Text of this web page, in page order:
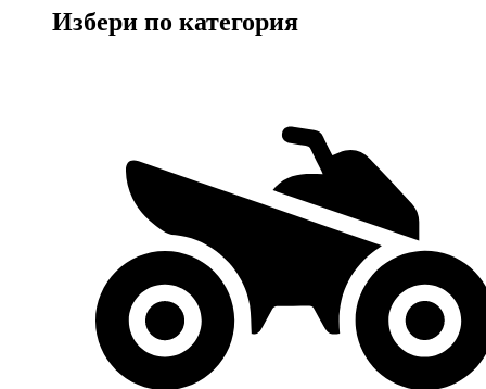
Избери по категория